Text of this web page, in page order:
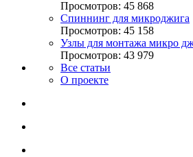
Просмотров: 45 868
Спиннинг для микроджига
Просмотров: 45 158
Узлы для монтажа микро
Просмотров: 43 979
Все статьи
О проекте